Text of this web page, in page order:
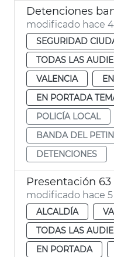
modificado hace
SEGURIDAD
TODAS LAS
VALENCIA
EN PORTADA
POLICÍA LOCAL
BANDA DEL
DETENCIONES
modificado hace
ALCALDÍA
TODAS LAS
EN PORTADA